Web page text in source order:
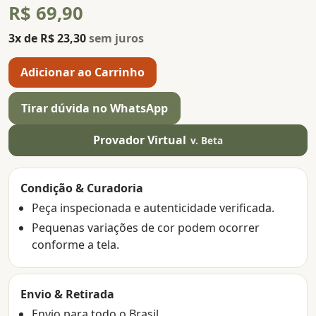
R$ 69,90
3x de R$ 23,30sem juros
Adicionar ao Carrinho
Tirar dúvida no WhatsApp
Provador Virtual v. Beta
Condição & Curadoria
Peça inspecionada e autenticidade verificada.
Pequenas variações de cor podem ocorrer
conforme a tela.
Envio & Retirada